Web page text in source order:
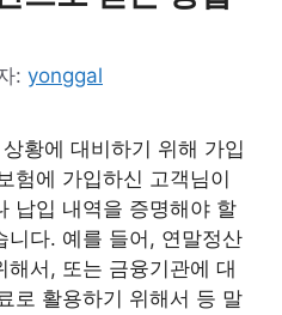
: yonggal
황에 대비하기 위해 가입
험에 가입하신 고객님이
납입 내역을 증명해야 할
니다. 예를 들어, 연말정산
서, 또는 금융기관에 대
로 활용하기 위해서 등 말